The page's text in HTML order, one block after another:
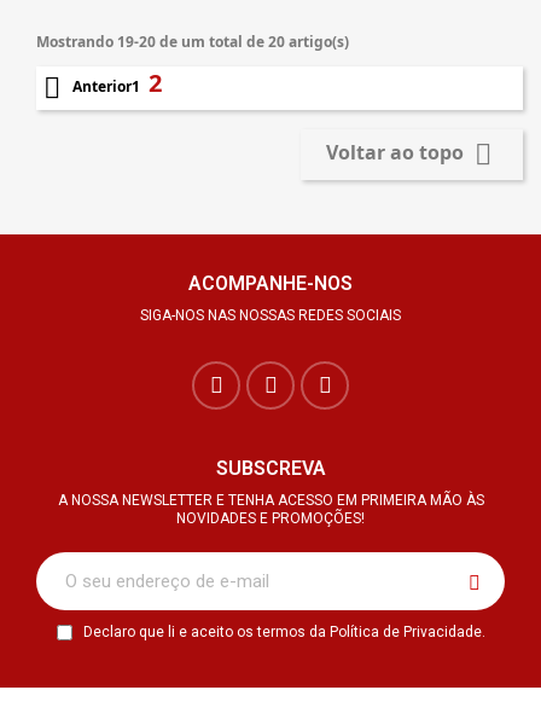
Mostrando 19-20 de um total de 20 artigo(s)
 Anterior1 2
Voltar ao topo 
ACOMPANHE-NOS
SIGA-NOS NAS NOSSAS REDES SOCIAIS
SUBSCREVA
A NOSSA NEWSLETTER E TENHA ACESSO EM PRIMEIRA MÃO ÀS
NOVIDADES E PROMOÇÕES!
Declaro que li e aceito os termos da Política de Privacidade.